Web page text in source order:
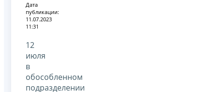
Дата
публикации:
11.07.2023
11:31
12
июля
в
обособленном
подразделении